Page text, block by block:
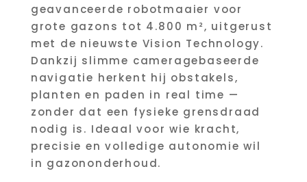
geavanceerde robotmaaier voor
grote gazons tot 4.800 m², uitgerust
met de nieuwste Vision Technology.
Dankzij slimme cameragebaseerde
navigatie herkent hij obstakels,
planten en paden in real time —
zonder dat een fysieke grensdraad
nodig is. Ideaal voor wie kracht,
precisie en volledige autonomie wil
in gazononderhoud.